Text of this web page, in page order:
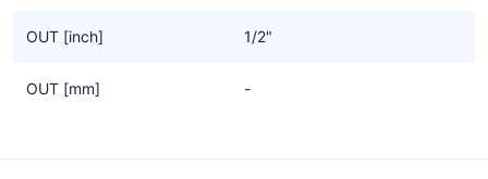
OUT [inch] 1/2"
OUT [mm] -